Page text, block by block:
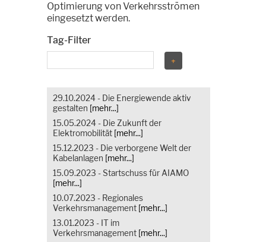
Optimierung von Verkehrsströmen
eingesetzt werden.
Tag-Filter
29.10.2024 - Die Energiewende aktiv
gestalten [mehr...]
15.05.2024 - Die Zukunft der
Elektromobilität [mehr...]
15.12.2023 - Die verborgene Welt der
Kabelanlagen [mehr...]
15.09.2023 - Startschuss für AIAMO
[mehr...]
10.07.2023 - Regionales
Verkehrsmanagement [mehr...]
13.01.2023 - IT im
Verkehrsmanagement [mehr...]